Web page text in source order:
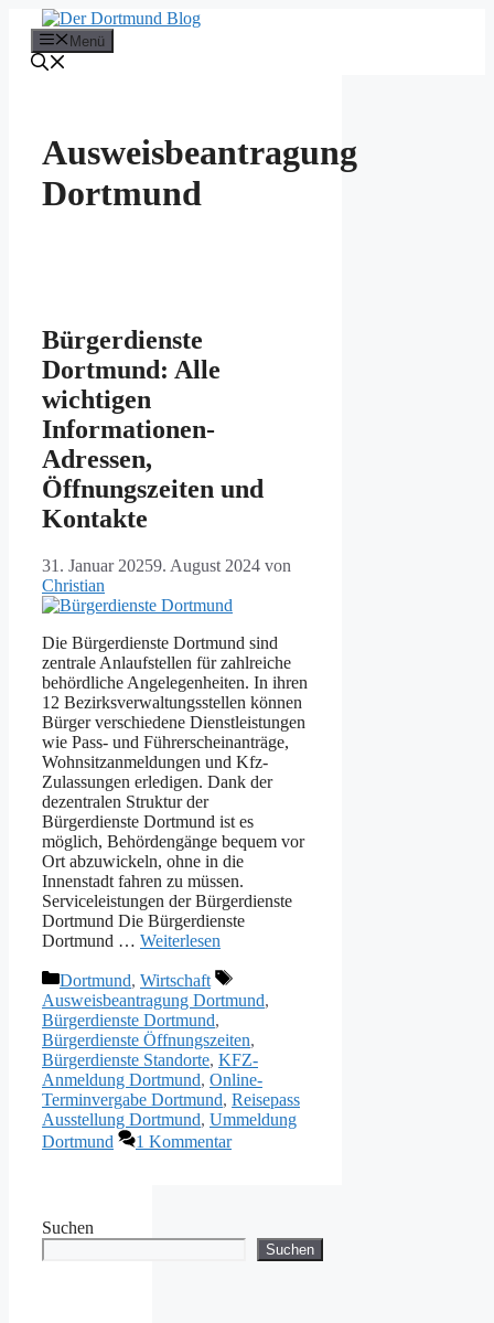
Inhalt
springen
Menü
Ausweisbeantragung
Dortmund
Bürgerdienste
Dortmund: Alle
wichtigen
Informationen-
Adressen,
Öffnungszeiten und
Kontakte
31. Januar 20259. August 2024 von
Christian
Die Bürgerdienste Dortmund sind
zentrale Anlaufstellen für zahlreiche
behördliche Angelegenheiten. In ihren
12 Bezirksverwaltungsstellen können
Bürger verschiedene Dienstleistungen
wie Pass- und Führerscheinanträge,
Wohnsitzanmeldungen und Kfz-
Zulassungen erledigen. Dank der
dezentralen Struktur der
Bürgerdienste Dortmund ist es
möglich, Behördengänge bequem vor
Ort abzuwickeln, ohne in die
Innenstadt fahren zu müssen.
Serviceleistungen der Bürgerdienste
Dortmund Die Bürgerdienste
Dortmund … Weiterlesen
Kategorien
Dortmund, Wirtschaft
Schlagwörter
Ausweisbeantragung Dortmund,
Bürgerdienste Dortmund,
Bürgerdienste Öffnungszeiten,
Bürgerdienste Standorte, KFZ-
Anmeldung Dortmund, Online-
Terminvergabe Dortmund, Reisepass
Ausstellung Dortmund, Ummeldung
Dortmund
1 Kommentar
Suchen
Suchen